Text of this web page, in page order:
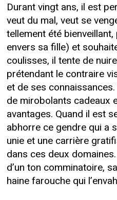
Durant vingt ans, il est
veut du mal, veut se
tellement été
envers sa fille) et
coulisses, il tente de
prétendant le contraire
et de ses
de mirobolants cadeaux
avantages. Quand il est
abhorre ce gendre qui a
unie et une carrière
dans ces deux
d’un ton comminatoire,
haine farouche qui